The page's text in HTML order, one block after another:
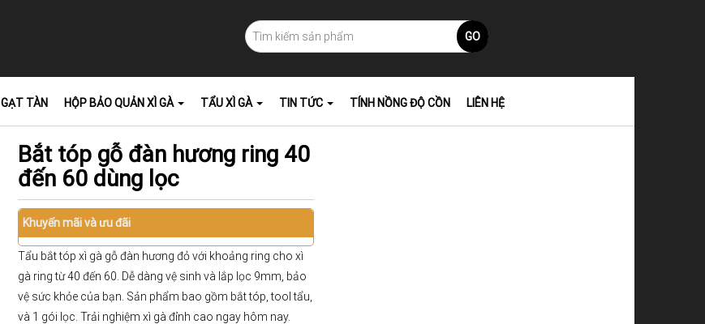
GO
GẠT TÀN HỘP BẢO QUẢN XÌ GÀ TẨU XÌ GÀ TIN TỨC TÍNH NỒNG ĐỘ CỒN LIÊN HỆ
Bắt tóp gỗ đàn hương ring 40
đến 60 dùng lọc
Khuyến mãi và ưu đãi
Tẩu bắt tóp xì gà gỗ đàn hương đỏ với khoảng ring cho xì
gà ring từ 40 đến 60. Dễ dàng vệ sinh và lắp lọc 9mm, bảo
vệ sức khỏe của bạn. Sản phẩm bao gồm bắt tóp, tool tẩu,
và 1 gói lọc. Trải nghiệm xì gà đỉnh cao ngay hôm nay.